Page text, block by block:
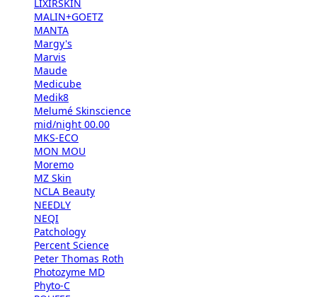
LIXIRSKIN
MALIN+GOETZ
MANTA
Margy's
Marvis
Maude
Medicube
Medik8
Melumé Skinscience
mid/night 00.00
MKS-ECO
MON MOU
Moremo
MZ Skin
NCLA Beauty
NEEDLY
NEQI
Patchology
Percent Science
Peter Thomas Roth
Photozyme MD
Phyto-C